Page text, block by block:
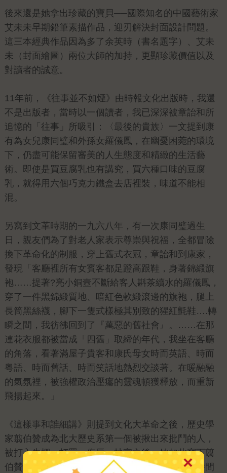
後來還是她拿出珍藏的寶貝──國際知名的中國藝術家
艾未未早期鉛筆素描作品，迎刃解決封面設計問題。
這三本經典作品因為多了余英時（書名題字）、艾未
未（封面繪圖）兩位大師的加持，更顯珍藏價值以及
對讀者的誠意。
11年前，《往事並不如煙》由時報文化出版時，我還
不是出版者，當時以一個讀者，我已深深被章詒和所
追憶的「往事」所吸引：〈最後的貴族〉一文提到康
有為女兒康同璧和外孫女羅儀鳳，在幽憂困菀的環境
下，仍盡可能保留審美的人生態度和精緻的生活藝
術。即使是買豆腐乳也有講究，買六種口味的豆腐
乳，就得用六個巧克力鐵盒去店裡裝，味道不能相
混。
另寫到文革時期的一九六八年，有一次康同璧過生
日，親友們為了對老人家表示尊崇與祝福，全都冒險
換下革命化的制服，穿上舊式衣冠，章詒和到康家，
發現「客廳裡所有女賓客都足蹬高跟鞋，身著錦緞旗
袍……提著?亮小銅壼不斷給客人斟茶續水的羅儀鳳，
穿了一件黑錦緞質地、暗紅色軟緞滾邊的旗袍，腿上
長筒黑絲襪，腳下一隻式樣極其別致的猩紅氈鞋….轉
瞬之間，我彷彿回到了『萬惡的舊社會』。……在那
連花衣服都被當成「四舊」取締的年代，我坐在客廳
的角落，看著滿屋子貴客和康氏母女時而英語、時而
粵語、時而舊話、時而笑話地熱烈交談著。在暖融融
的氣氛裡，被強權政治壓癟的靈魂頓獲釋放，而重新
飛揚起來。」
《這樣事和誰細講》則提到文化大革命之後，歷史學
家翦伯贊成為北大歷史系第一個被揪出來批鬥的人，
被打入牛棚、打罵、侮辱、抄家之後，她如此寫下翦
伯贊的孤淒：「他感受最深的是時間，從前覺得時間